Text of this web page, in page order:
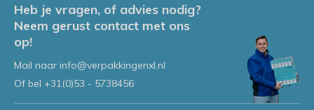
Heb je vragen, of advies nodig?
Neem gerust contact met ons
op!
Mail naar info@verpakkingenxl.nl
Of bel +31(0)53 - 5738456